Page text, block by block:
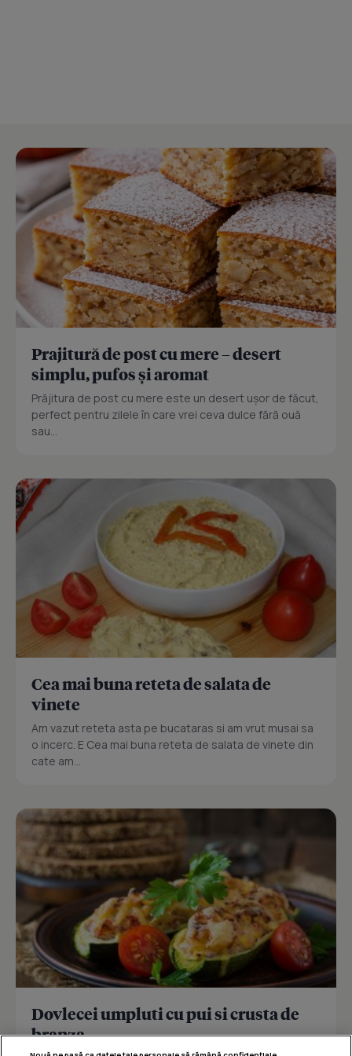
Prajitură de post cu mere – desert
simplu, pufos și aromat
Prăjitura de post cu mere este un desert ușor de făcut,
perfect pentru zilele în care vrei ceva dulce fără ouă
sau...
Cea mai buna reteta de salata de
vinete
Am vazut reteta asta pe bucataras si am vrut musai sa
o incerc. E Cea mai buna reteta de salata de vinete din
cate am...
Dovlecei umpluti cu pui si crusta de
branza